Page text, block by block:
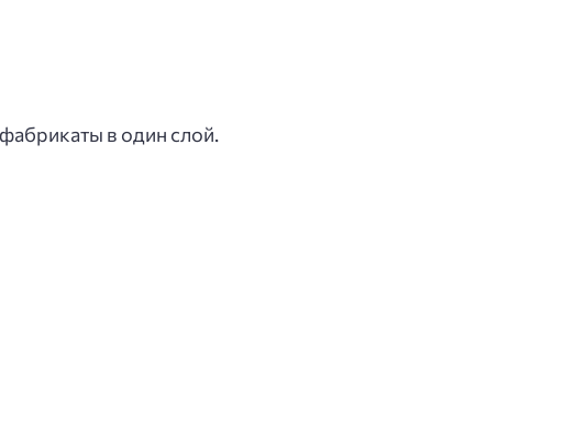
в один слой.